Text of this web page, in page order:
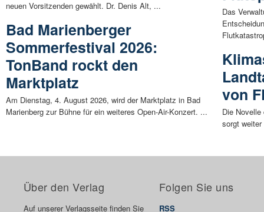
neuen Vorsitzenden gewählt. Dr. Denis Alt, ...
Bad Marienberger
Sommerfestival 2026:
TonBand rockt den
Marktplatz
Am Dienstag, 4. August 2026, wird der Marktplatz in Bad
Marienberg zur Bühne für ein weiteres Open-Air-Konzert. ...
Das
von
Die
sorgt
Über den Verlag
Auf unserer Verlagsseite finden Sie
Folgen Sie uns
RSS